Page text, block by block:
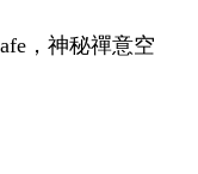
，神秘禪意空